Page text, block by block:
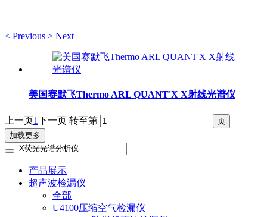
< Previous > Next
美国赛默飞Thermo ARL QUANT'X X射线光谱仪
上一页1下一页 转至第
加载更多
产品展示
超声波检漏仪
全部
U4100压缩空气检漏仪